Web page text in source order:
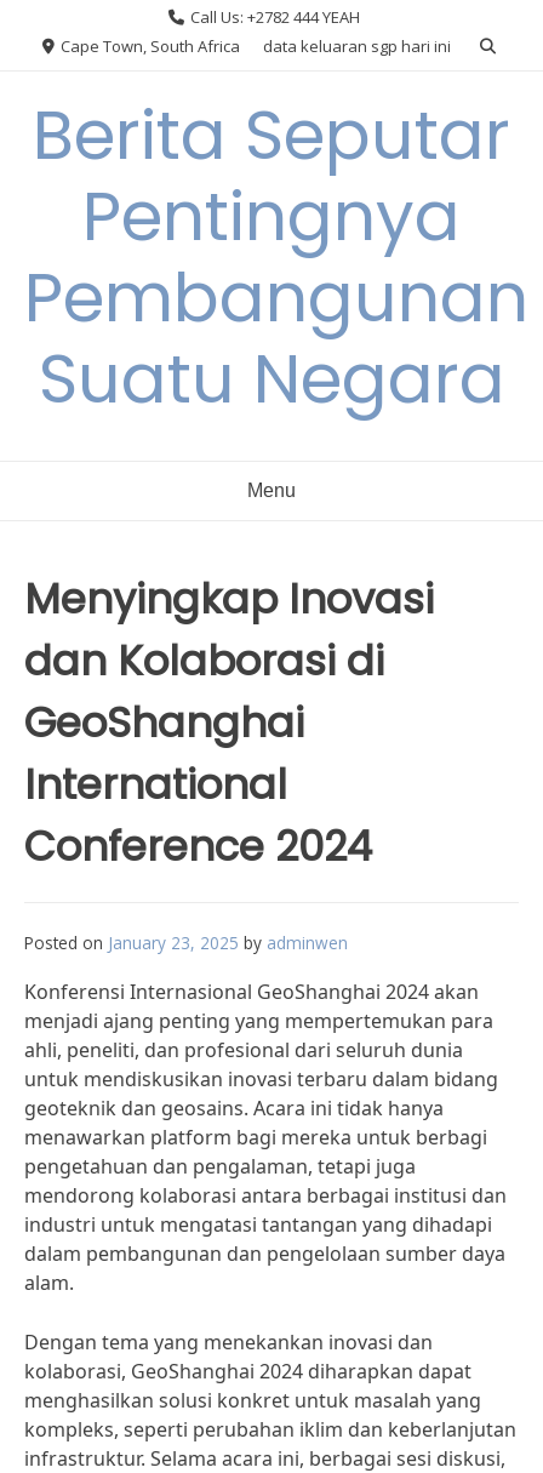
Call Us: +2782 444 YEAH
Cape Town, South Africa
data keluaran sgp hari ini
Berita Seputar
Pentingnya
Pembangunan
Suatu Negara
Menu
Menyingkap Inovasi
dan Kolaborasi di
GeoShanghai
International
Conference 2024
Posted on January 23, 2025 by adminwen
Konferensi Internasional GeoShanghai 2024 akan
menjadi ajang penting yang mempertemukan para
ahli, peneliti, dan profesional dari seluruh dunia
untuk mendiskusikan inovasi terbaru dalam bidang
geoteknik dan geosains. Acara ini tidak hanya
menawarkan platform bagi mereka untuk berbagi
pengetahuan dan pengalaman, tetapi juga
mendorong kolaborasi antara berbagai institusi dan
industri untuk mengatasi tantangan yang dihadapi
dalam pembangunan dan pengelolaan sumber daya
alam.
Dengan tema yang menekankan inovasi dan
kolaborasi, GeoShanghai 2024 diharapkan dapat
menghasilkan solusi konkret untuk masalah yang
kompleks, seperti perubahan iklim dan keberlanjutan
infrastruktur. Selama acara ini, berbagai sesi diskusi,